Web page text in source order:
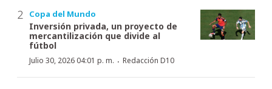
Copa del Mundo
Inversión privada, un proyecto de
mercantilización que divide al
fútbol
Julio 30, 2026 04:01 p. m. · Redacción D10